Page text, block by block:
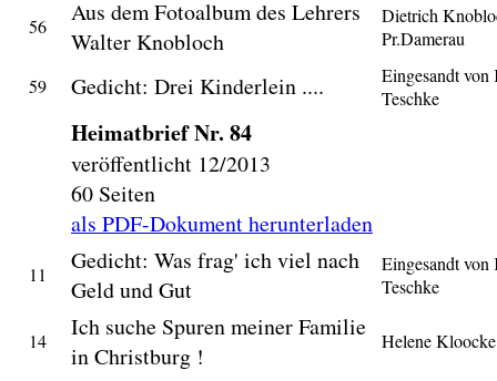
56
Aus dem Fotoalbum des Lehrers
Walter Knobloch
Dietrich
Pr.Damerau
59 Gedicht: Drei Kinderlein ....
Eingesandt von
Teschke
Heimatbrief Nr. 84
veröffentlicht 12/2013
60 Seiten
als PDF-Dokument herunterladen
11
Gedicht: Was frag' ich viel nach
Geld und Gut
Eingesandt von
Teschke
14
Ich suche Spuren meiner Familie
in Christburg !
Helene Kloocke